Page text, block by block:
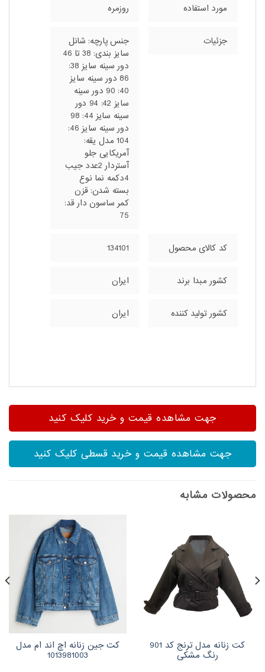
مورد استفاده روزمره
جزئیات
جنس پارچه: شانل
سایز بندی: 38 تا 46
دور سینه سایز 38:
86 دور سینه سایز
40: 90 دور سینه
سایز 42: 94 دور
سینه سایز 44: 98
دور سینه سایز 46:
104 مدل یقه:
آمریکایی جلو
آستردار 2عدد جیب
4دکمه نما نوع
بسته شدن: قزن
کمر ساسون دار قد:
75
کد کالای محصول 134101
کشور مبدا برند ایران
کشور تولید کننده ایران
جهت مشاهده قیمت و خرید کلیک کنید
جهت مشاهده قیمت و خرید قسطی کلیک کنید
محصولات مشابه
کت زنانه مدل ترنج کد 901
رنگ مشکی
کت جین زنانه اچ اند ام مدل
1013981003